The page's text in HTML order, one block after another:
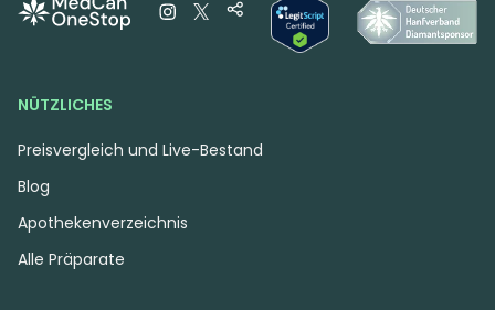
NÜTZLICHES
Preisvergleich und Live-Bestand
Blog
Apothekenverzeichnis
Alle Präparate